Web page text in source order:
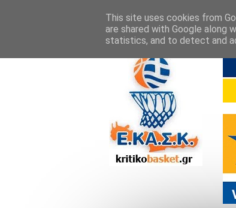
This site uses cookies from
are shared with Google along
statistics, and to detect and